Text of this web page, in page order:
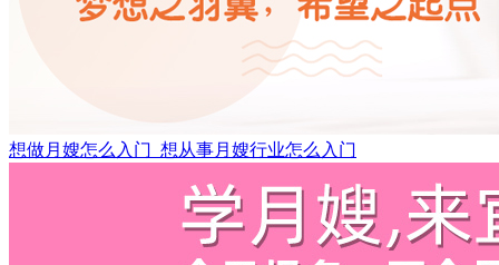
想做月嫂怎么入门_想从事月嫂行业怎么入门